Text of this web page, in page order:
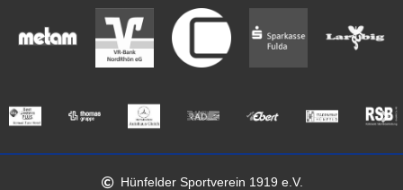
Hünfelder Sportverein 1919 e.V.